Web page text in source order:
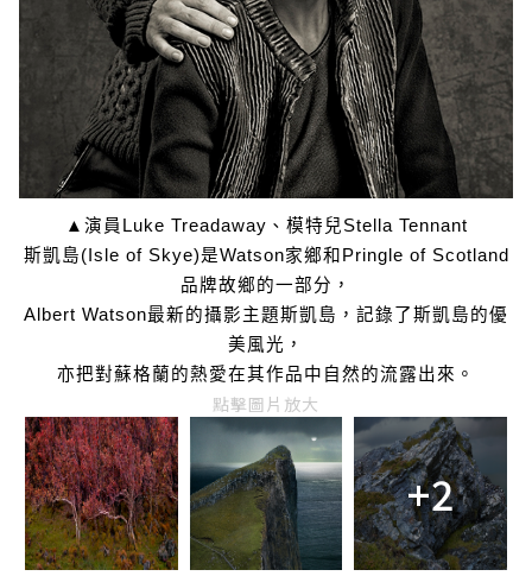
▲演員Luke Treadaway、模特兒Stella Tennant
斯凱島(Isle of Skye)是Watson家鄉和Pringle of Scotland
品牌故鄉的一部分，
Albert Watson最新的攝影主題斯凱島，記錄了斯凱島的優
美風光，
亦把對蘇格蘭的熱愛在其作品中自然的流露出來。
點擊圖片放大
+2